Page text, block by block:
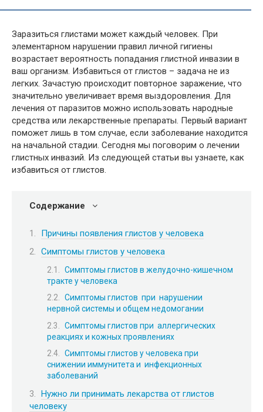
Заразиться глистами может каждый человек. При
элементарном нарушении правил личной гигиены
возрастает вероятность попадания глистной инвазии в
ваш организм. Избавиться от глистов – задача не из
легких. Зачастую происходит повторное заражение, что
значительно увеличивает время выздоровления. Для
лечения от паразитов можно использовать народные
средства или лекарственные препараты. Первый вариант
поможет лишь в том случае, если заболевание находится
на начальной стадии. Сегодня мы поговорим о лечении
глистных инвазий. Из следующей статьи вы узнаете, как
избавиться от глистов.
Содержание
Причины появления глистов у человека
Симптомы глистов у человека
Симптомы глистов в желудочно-кишечном
тракте у человека
Симптомы глистов при нарушении
нервной системы и общем недомогании
Симптомы глистов при аллергических
реакциях и кожных проявлениях
Симптомы глистов у человека при
снижении иммунитета и инфекционных
заболеваний
Нужно ли принимать лекарства от глистов
человеку